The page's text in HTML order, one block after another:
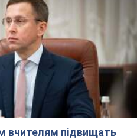
вчителям підвищать